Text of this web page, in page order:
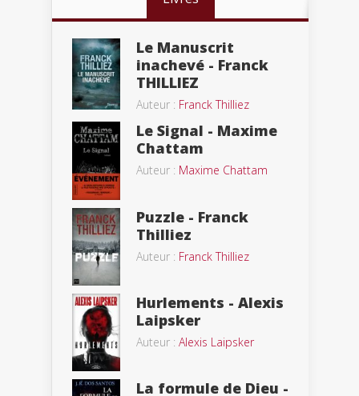
Le Manuscrit
inachevé - Franck
THILLIEZ
Auteur : Franck Thilliez
Le Signal - Maxime
Chattam
Auteur : Maxime Chattam
Puzzle - Franck
Thilliez
Auteur : Franck Thilliez
Hurlements - Alexis
Laipsker
Auteur : Alexis Laipsker
La formule de Dieu -